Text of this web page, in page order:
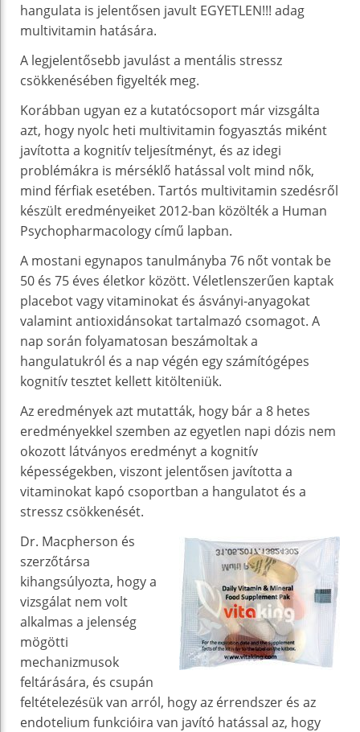
hangulata is jelentősen javult EGYETLEN!!! adag
multivitamin hatására.
A legjelentősebb javulást a mentális stressz
csökkenésében figyelték meg.
Korábban ugyan ez a kutatócsoport már vizsgálta
azt, hogy nyolc heti multivitamin fogyasztás miként
javította a kognitív teljesítményt, és az idegi
problémákra is mérséklő hatással volt mind nők,
mind férfiak esetében. Tartós multivitamin szedésről
készült eredményeiket 2012-ban közölték a Human
Psychopharmacology című lapban.
A mostani egynapos tanulmányba 76 nőt vontak be
50 és 75 éves életkor között. Véletlenszerűen kaptak
placebot vagy vitaminokat és ásványi-anyagokat
valamint antioxidánsokat tartalmazó csomagot. A
nap során folyamatosan beszámoltak a
hangulatukról és a nap végén egy számítógépes
kognitív tesztet kellett kitölteniük.
Az eredmények azt mutatták, hogy bár a 8 hetes
eredményekkel szemben az egyetlen napi dózis nem
okozott látványos eredményt a kognitív
képességekben, viszont jelentősen javította a
vitaminokat kapó csoportban a hangulatot és a
stressz csökkenését.
Dr. Macpherson és
szerzőtársa
kihangsúlyozta, hogy a
vizsgálat nem volt
alkalmas a jelenség
mögötti
mechanizmusok
feltárására, és csupán
feltételezésük van arról, hogy az érrendszer és az
endotelium funkcióira van javító hatással az, hogy